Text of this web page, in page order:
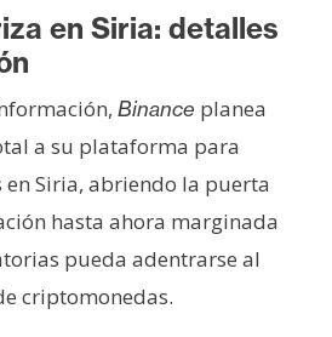
en Siria: detalles
Binance planea
a su plataforma para
Siria, abriendo la puerta
hasta ahora marginada
pueda adentrarse al
criptomonedas.